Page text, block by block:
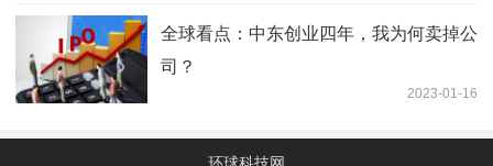
全球看点：​中东创业四年，我为何卖掉公
司？
2023-01-16